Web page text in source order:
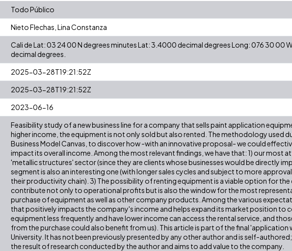
Todo Público
Nieto Flechas, Lina Constanza
Cali de Lat: 03 24 00 N degrees minutes Lat: 3.4000 decimal degrees Long: 076 30 00
decimal degrees.
2025-03-28T19:21:52Z
2025-03-28T19:21:52Z
2023-06-16
Feasibility study of a new business line for a company that sells paint application
higher income, the equipment is not only sold but also rented. The methodology used
Business Model Canvas, to discover how -with an innovative proposal- we could
impact its overall income. Among the most relevant findings, we have that: 1) our most
'metallic structures' sector (since they are clients whose businesses would be directly
segment is also an interesting one (with longer sales cycles and subject to more
their productivity chain). 3) The possibility of renting equipment is a viable option for
contribute not only to operational profits but is also the window for the most
purchase of equipment as well as other company products. Among the various
that positively impacts the company's income and helps expand its market position to
equipment less frequently and have lower income can access the rental service, and
from the purchase could also benefit from us). This article is part of the final 'application
University. It has not been previously presented by any other author and is self-
the result of research conducted by the author and aims to add value to the company.